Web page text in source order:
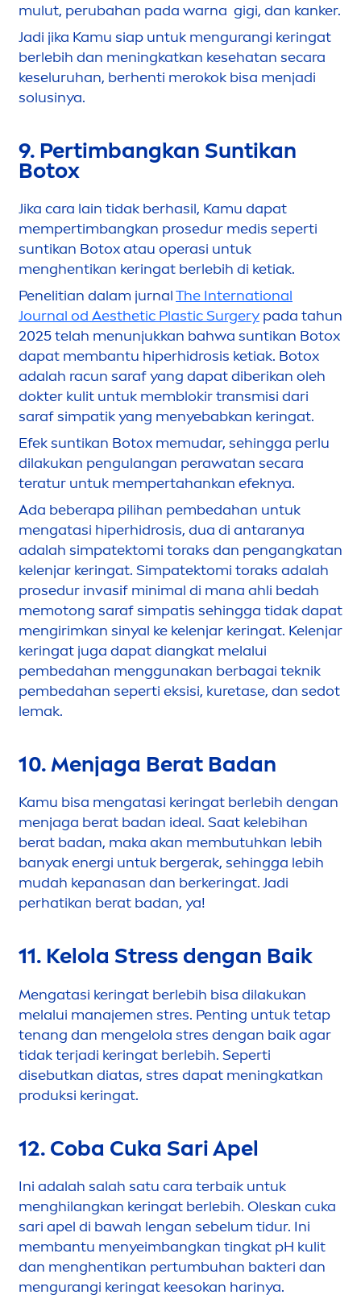
mulut, perubahan pada warna gigi, dan kanker.
Jadi jika Kamu siap untuk mengurangi keringat
berlebih dan meningkatkan kesehatan secara
keseluruhan, berhenti merokok bisa menjadi
solusinya.
9. Pertimbangkan Suntikan
Botox
Jika cara lain tidak berhasil, Kamu dapat
mempertimbangkan prosedur medis seperti
suntikan Botox atau operasi untuk
menghentikan keringat berlebih di ketiak.
Penelitian dalam jurnalThe International
Journal od Aesthetic Plastic Surgery pada tahun
2025 telah menunjukkan bahwa suntikan Botox
dapat membantu hiperhidrosis ketiak. Botox
adalah racun saraf yang dapat diberikan oleh
dokter kulit untuk memblokir transmisi dari
saraf simpatik yang menyebabkan keringat.
Efeksuntikan Botox memudar, sehingga perlu
dilakukan pengulangan perawatan secara
teratur untuk mempertahankan efeknya.
Ada beberapa pilihan pembedahan untuk
mengatasi hiperhidrosis, dua di antaranya
adalah simpatektomi toraks dan pengangkatan
kelenjar keringat. Simpatektomi toraks adalah
prosedur invasif minimal di mana ahli bedah
memotong saraf simpatis sehingga tidak dapat
mengirimkan sinyal ke kelenjar keringat. Kelenjar
keringat juga dapat diangkat melalui
pembedahan menggunakan berbagai teknik
pembedahan seperti eksisi, kuretase, dan sedot
lemak.
10.Menjaga Berat Badan
Kamu bisa mengatasi keringat berlebih dengan
menjaga berat badan ideal. Saat kelebihan
berat badan, maka akan membutuhkan lebih
banyak energi untuk bergerak, sehingga lebih
mudah kepanasan dan berkeringat. Jadi
perhatikan berat badan, ya!
11. Kelola Stressdengan Baik
Mengatasi keringat berlebih bisa dilakukan
melalui manajemen stres. Penting untuk tetap
tenang dan mengelola stres dengan baik agar
tidak terjadi keringat berlebih. Seperti
disebutkan diatas, stres dapat meningkatkan
produksi keringat.
12. Coba Cuka Sari Apel
Ini adalah salah satu cara terbaik untuk
menghilangkan keringat berlebih. Oleskan cuka
sari apel di bawah lengan sebelum tidur. Ini
membantu menyeimbangkan tingkat pH kulit
dan menghentikan pertumbuhan bakteri dan
mengurangi keringat keesokan harinya.